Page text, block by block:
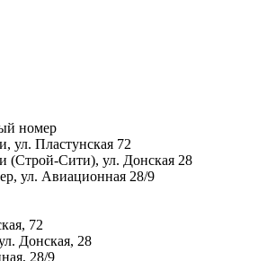
номер
ул. Пластунская 72
(Строй-Сити), ул. Донская 28
ул. Авиационная 28/9
72
Донская, 28
28/9